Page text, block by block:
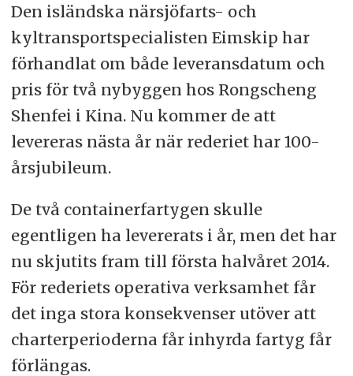
Den isländska närsjöfarts- och
kyltransportspecialisten Eimskip har
förhandlat om både leveransdatum och
pris för två nybyggen hos Rongscheng
Shenfei i Kina. Nu kommer de att
levereras nästa år när rederiet har 100-
årsjubileum.
De två containerfartygen skulle
egentligen ha levererats i år, men det har
nu skjutits fram till första halvåret 2014.
För rederiets operativa verksamhet får
det inga stora konsekvenser utöver att
charterperioderna får inhyrda fartyg får
förlängas.